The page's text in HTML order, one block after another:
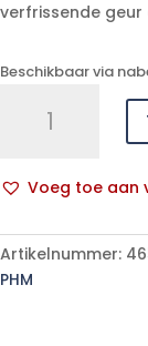
verfrissende
Beschikbaar via
verzorgingsbad
ml Voeg toe aan
l
t
e
Artikelnummer:
PHM